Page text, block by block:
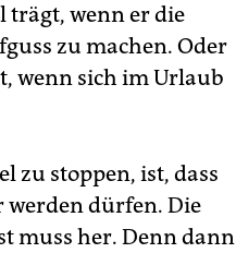
trägt, wenn er die
zu machen. Oder
wenn sich im Urlaub
zu stoppen, ist, dass
dürfen. Die
muss her. Denn dann